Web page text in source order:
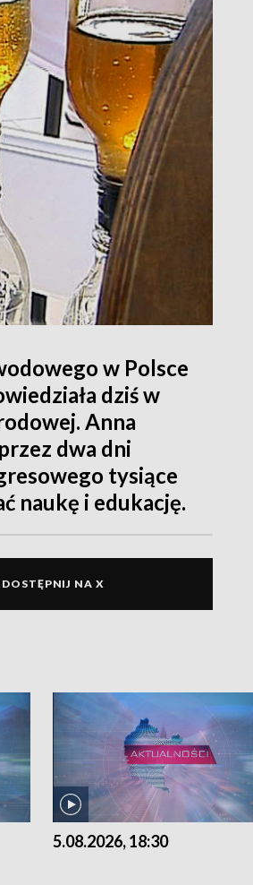
w Polsce
dziś w
Anna
dwa dni
tysiące
naukę i edukację.
NA X
5.08.2026, 18:30